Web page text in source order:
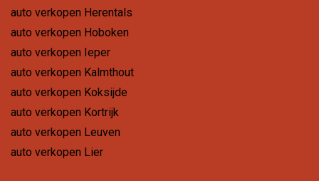
auto verkopen Herentals
auto verkopen Hoboken
auto verkopen Ieper
auto verkopen Kalmthout
auto verkopen Koksijde
auto verkopen Kortrijk
auto verkopen Leuven
auto verkopen Lier